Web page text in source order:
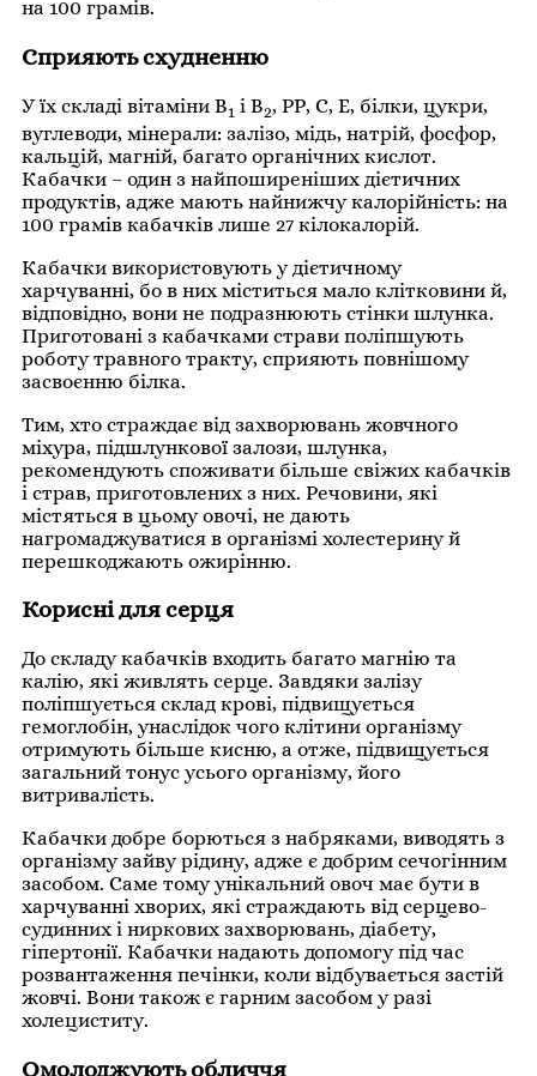
на 100 грамів.
Сприяють схудненню
У їх складі вітаміни В1 і В2, РР, С, Е, білки, цукри,
вуглеводи, мінерали: залізо, мідь, натрій, фосфор,
кальцій, магній, багато органічних кислот.
Кабачки – один з найпоширеніших дієтичних
продуктів, адже мають найнижчу калорійність: на
100 грамів кабачків лише 27 кілокалорій.
Кабачки використовують у дієтичному
харчуванні, бо в них міститься мало клітковини й,
відповідно, вони не подразнюють стінки шлунка.
Приготовані з кабачками страви поліпшують
роботу травного тракту, сприяють повнішому
засвоєнню білка.
Тим, хто страждає від захворювань жовчного
міхура, підшлункової залози, шлунка,
рекомендують споживати більше свіжих кабачків
і страв, приготовлених з них. Речовини, які
містяться в цьому овочі, не дають
нагромаджуватися в організмі холестерину й
перешкоджають ожирінню.
Корисні для серця
До складу кабачків входить багато магнію та
калію, які живлять серце. Завдяки залізу
поліпшується склад крові, підвищується
гемоглобін, унаслідок чого клітини організму
отримують більше кисню, а отже, підвищується
загальний тонус усього організму, його
витривалість.
Кабачки добре борються з набряками, виводять з
організму зайву рідину, адже є добрим сечогінним
засобом. Саме тому унікальний овоч має бути в
харчуванні хворих, які страждають від серцево-
судинних і ниркових захворювань, діабету,
гіпертонії. Кабачки надають допомогу під час
розвантаження печінки, коли відбувається застій
жовчі. Вони також є гарним засобом у разі
холециститу.
Омолоджують обличчя